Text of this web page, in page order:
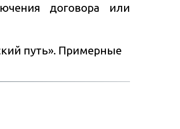
договора или
путь». Примерные